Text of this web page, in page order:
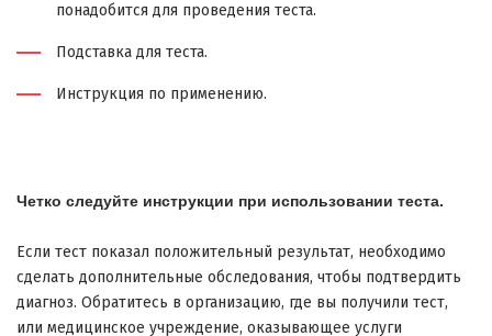
понадобится для проведения теста.
Подставка для теста.
Инструкция по применению.
Четко следуйте инструкции при использовании теста.
Если тест показал положительный результат, необходимо
сделать дополнительные обследования, чтобы подтвердить
диагноз. Обратитесь в организацию, где вы получили тест,
или медицинское учреждение, оказывающее услуги